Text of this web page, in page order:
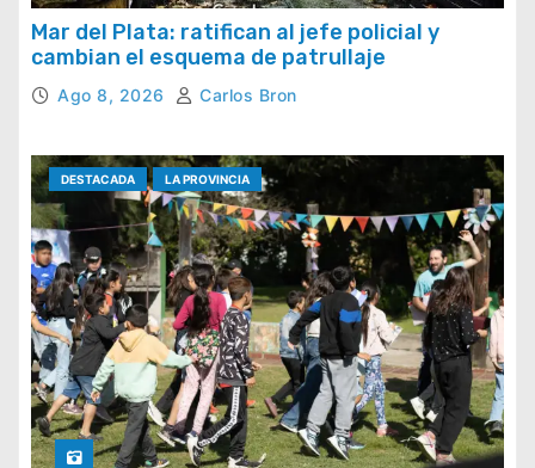
Mar del Plata: ratifican al jefe policial y
cambian el esquema de patrullaje
Ago 8, 2026 Carlos Bron
DESTACADA LA PROVINCIA